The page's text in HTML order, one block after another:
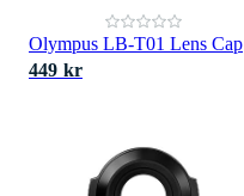
Olympus LB-T01 Lens Cap
449 kr